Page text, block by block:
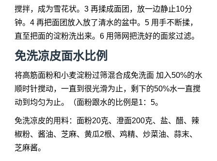
搅拌，成为雪花状。3 再揉成面团，放一边静止10分
钟。4 再把面团放入放了清水的盆中。5 用手不断揉，
直至把面的淀粉洗出来。6 用筛网把洗好的面浆过滤。
免洗凉皮面水比例
将高筋面粉和小麦淀粉过筛混合成免洗面 加入50%的水
顺时针搅动，一直到很光滑为止，剩下的50%水一直搅
动到均匀为止。（面粉跟水的比例是1：5。
免洗凉皮的用料：面粉20克、澄面200克、盐、醋、辣
椒粉、酱油、芝麻、黄瓜2根、鸡精、炒菜油、蒜末、
芝麻酱。